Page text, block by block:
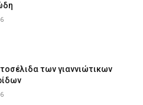
των γιαννιώτικων